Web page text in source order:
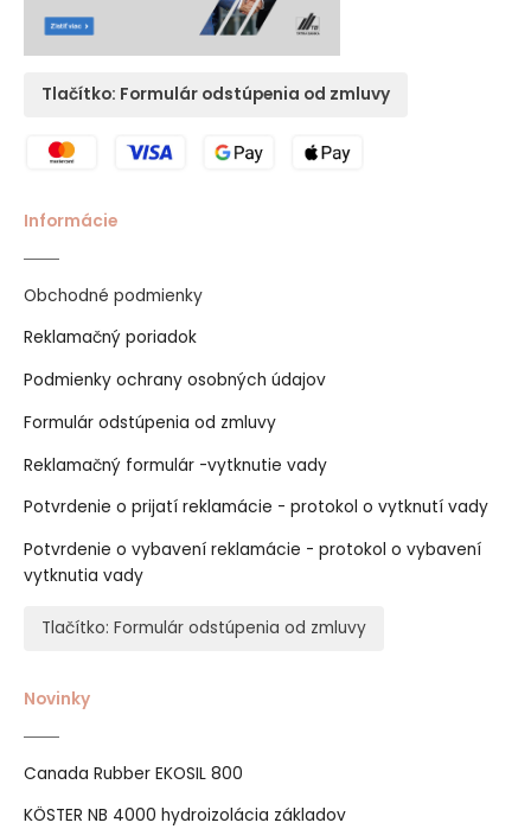
Tlačítko: Formulár odstúpenia od zmluvy
Informácie
Obchodné podmienky
Reklamačný poriadok
Podmienky ochrany osobných údajov
Formulár odstúpenia od zmluvy
Reklamačný formulár -vytknutie vady
Potvrdenie o prijatí reklamácie - protokol o vytknutí vady
Potvrdenie o vybavení reklamácie - protokol o vybavení
vytknutia vady
Tlačítko: Formulár odstúpenia od zmluvy
Novinky
Canada Rubber EKOSIL 800
KÖSTER NB 4000 hydroizolácia základov